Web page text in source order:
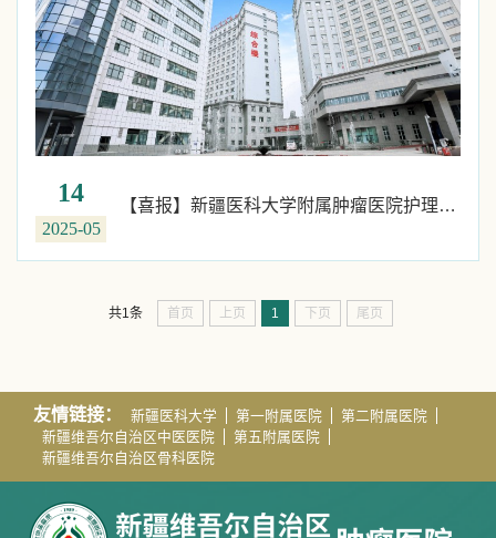
14
2025-05
【喜报】新疆医科大学附属肿瘤医院护理团队荣获自治区卫生健康系统“进一步改善护理服务行动计划”典型案例二等奖
共1条 首页 上页 1 下页 尾页
友情链接： 新疆医科大学 第一附属医院
第二附属医院
新疆维吾尔自治区中医医院
第五附属医院
新疆维吾尔自治区骨科医院